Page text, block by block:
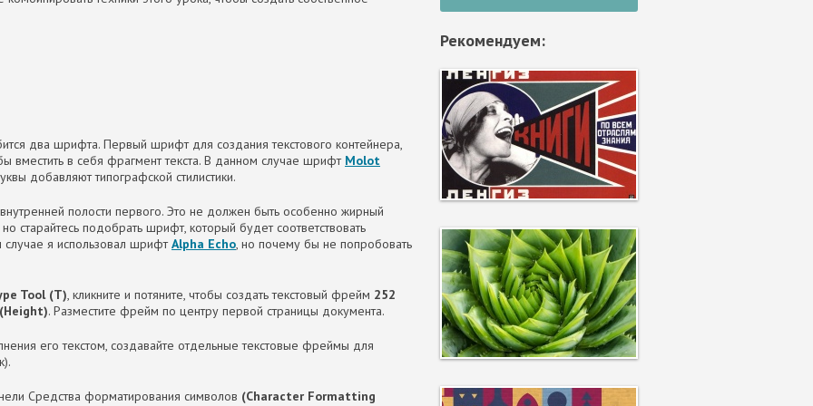
два шрифта. Первый шрифт для создания текстового контейнера,
вместить в себя фрагмент текста. В данном случае шрифт Molot
добавляют типографской стилистики.
полости первого. Это не должен быть особенно жирный
старайтесь подобрать шрифт, который будет соответствовать
я использовал шрифт Alpha Echo, но почему бы не попробовать
Tool (Т), кликните и потяните, чтобы создать текстовый фрейм 252
. Разместите фрейм по центру первой страницы документа.
его текстом, создавайте отдельные текстовые фреймы для
Средства форматирования символов (Character Formatting
Рекомендуем:
16000
2843